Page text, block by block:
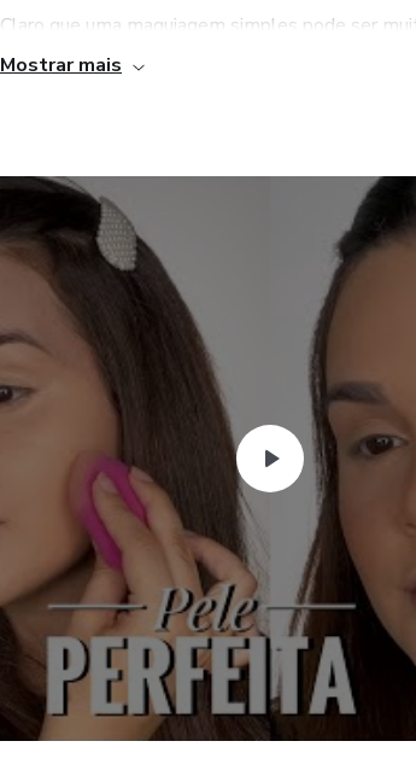
Claro que uma maquiagem simples pode ser
pessoa. Mas as dicas aqui nesse post são
Mostrar mais